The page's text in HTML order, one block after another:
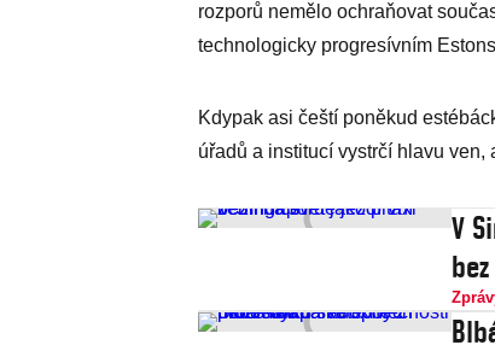
rozporů nemělo ochraňovat
technologicky progresívním
Kdypak asi čeští poněkud
úřadů a institucí vystrčí hlavu
V